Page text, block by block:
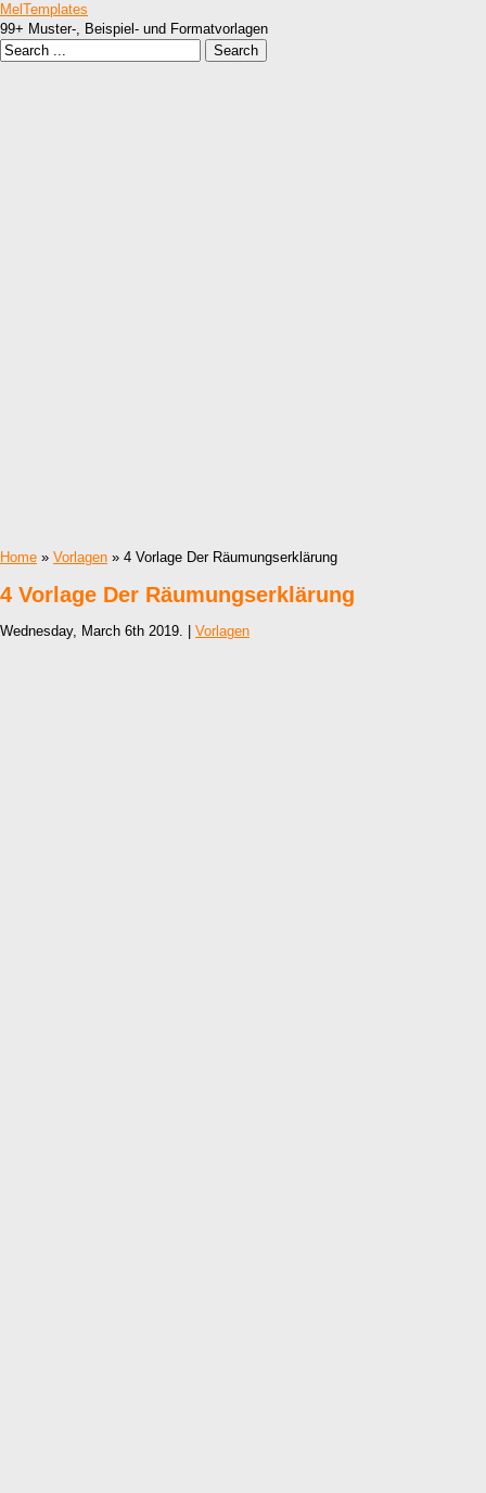
MelTemplates
99+ Muster-, Beispiel- und Formatvorlagen
Home » Vorlagen » 4 Vorlage Der Räumungserklärung
4 Vorlage Der Räumungserklärung
Wednesday, March 6th 2019. | Vorlagen